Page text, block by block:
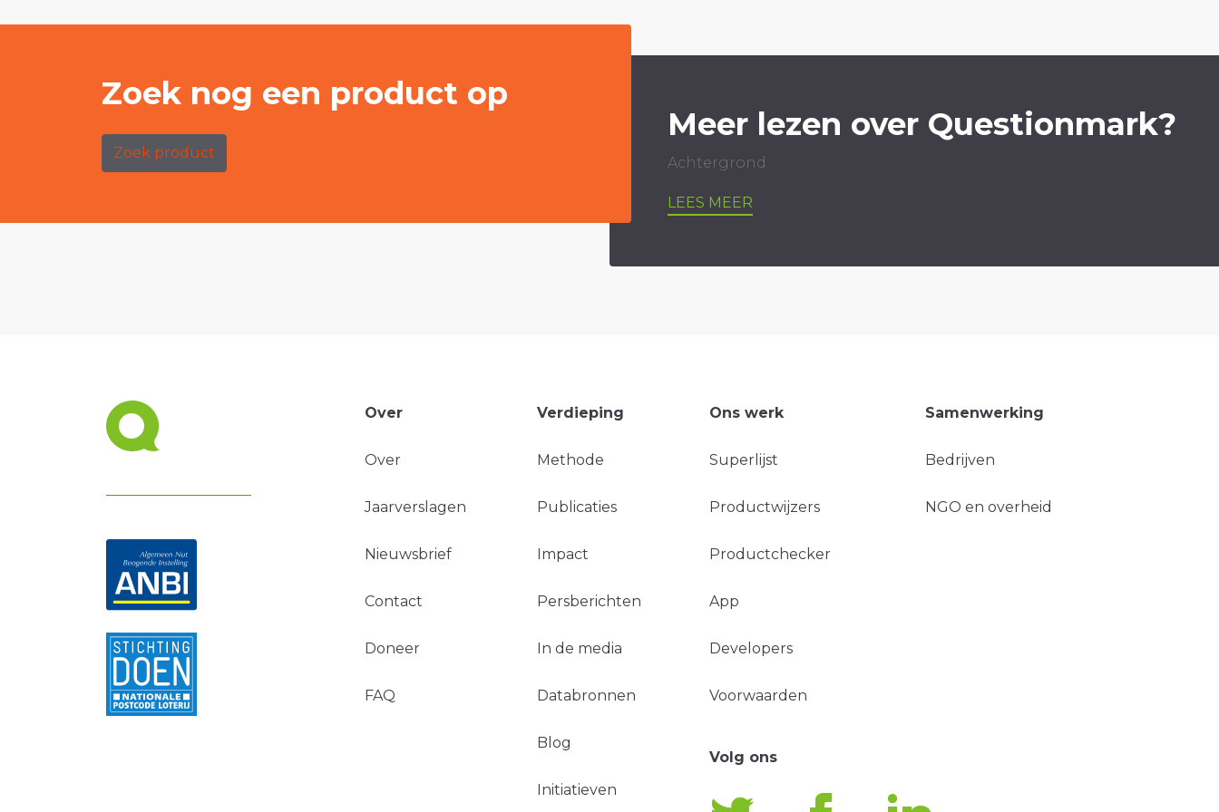
Zoek nog een product op
Zoek product
Meer lezen over Questionmark?
Achtergrond
LEES MEER
Over
Over
Jaarverslagen
Nieuwsbrief
Contact
Doneer
FAQ
Verdieping
Methode
Publicaties
Impact
Persberichten
In de media
Databronnen
Blog
Initiatieven
Ons werk
Superlijst
Productwijzers
Productchecker
App
Developers
Voorwaarden
Samenwerking
Bedrijven
NGO en overheid
Volg ons